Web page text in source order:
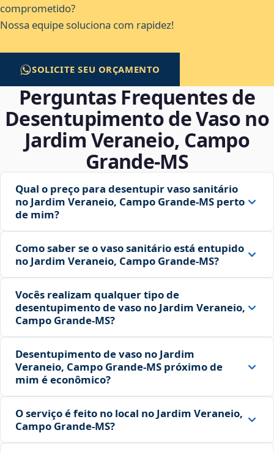
comprometido?
Nossa equipe soluciona com rapidez!
SOLICITE SEU ORÇAMENTO
Perguntas Frequentes de
Desentupimento de Vaso no
Jardim Veraneio, Campo
Grande‑MS
Qual o preço para desentupir vaso sanitário
no Jardim Veraneio, Campo Grande‑MS perto
de mim?
Como saber se o vaso sanitário está entupido
no Jardim Veraneio, Campo Grande‑MS?
Vocês realizam qualquer tipo de
desentupimento de vaso no Jardim Veraneio,
Campo Grande‑MS?
Desentupimento de vaso no Jardim
Veraneio, Campo Grande‑MS próximo de
mim é econômico?
O serviço é feito no local no Jardim Veraneio,
Campo Grande‑MS?